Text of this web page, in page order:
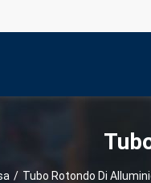
/ Tubo Rotondo Di